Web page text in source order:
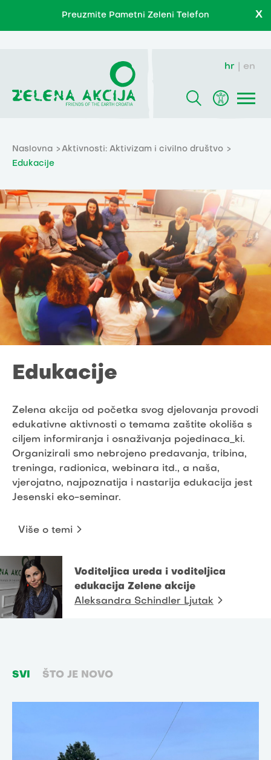
Preuzmite Pametni Zeleni Telefon X
hr en
Naslovna
Aktivnosti: Aktivizam i civilno društvo
Edukacije
Edukacije
Zelena akcija od početka svog djelovanja provodi
edukativne aktivnosti o temama zaštite okoliša s
ciljem informiranja i osnaživanja pojedinaca_ki.
Organizirali smo nebrojeno predavanja, tribina,
treninga, radionica, webinara itd., a naša,
vjerojatno, najpoznatija i nastarija edukacija jest
Jesenski eko-seminar.
Više o temi
Voditeljica ureda i voditeljica
edukacija Zelene akcije
Aleksandra Schindler Ljutak
SVI ŠTO JE NOVO